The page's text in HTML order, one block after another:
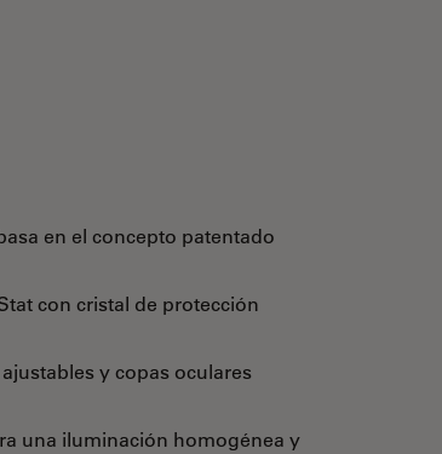
en el concepto patentado
con cristal de protección
y copas oculares
una iluminación homogénea y